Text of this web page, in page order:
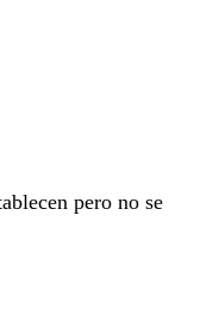
pero no se